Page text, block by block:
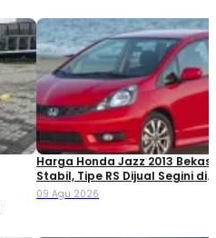
Harga Honda Jazz 2013 Bekas
Stabil, Tipe RS Dijual Segini di
Pasaran!
09 Agu 2026